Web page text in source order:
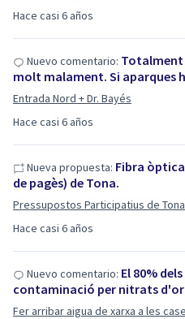
Hace casi 6 años
Hace casi 6 años
Nuevo comentario: Totalment
molt malament. Si aparques
Entrada Nord + Dr. Bayés
Hace casi 6 años
Nueva propuesta: Fibra
de pagès) de Tona.
Pressupostos Participatius de
Nuevo comentario: El 80%
contaminació per nitrats
Fer arribar aigua de xarxa a les